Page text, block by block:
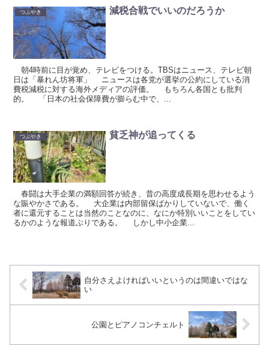
つぶやき 減税合戦でいいのだろうか
朝4時前に目が覚め、テレビをつける。TBSはニュース、テレビ朝
日は「暴れん坊将軍」 ニュースは各党が選挙の公約にしている消
費税減税に対する海外メディアの評価。 もちろん各国とも批判
的。 「日本の社会保障費が膨らむ中で、...
つぶやき 貧乏神が追ってくる
春闘は大手企業の満額回答が続き、昔の高度成長期を思わせるよう
な賑やかさである。 大企業は内部留保ばかりしていないで、働く
者に還元することは当然のことなのに、なにか特別いいことをしてい
るかのような報道ぶりである。 しかし中小企業...
自分さえよければいいというのは間違いではな
い
公園とピアノコンチェルト